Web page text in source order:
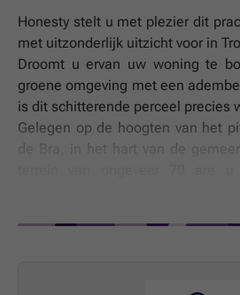
Honesty stelt u met plezier dit
met uitzonderlijk uitzicht voor in
Droomt u ervan uw woning te
groene omgeving met een
is dit schitterende perceel precies
Gelegen op de hoogten van het
de Bra, in het hart van de
terrein van ongeveer 70 are